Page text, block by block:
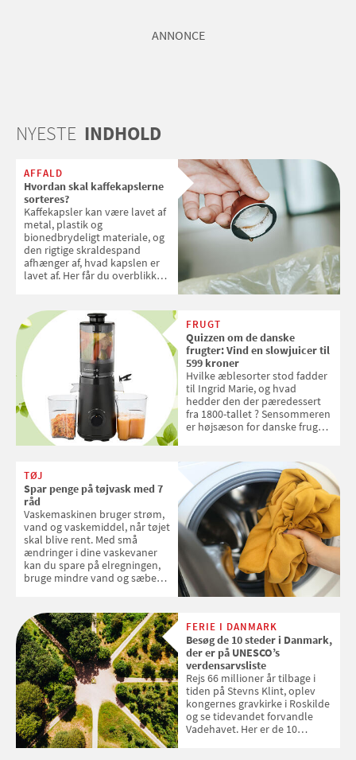
ANNONCE
NYESTE INDHOLD
AFFALD
Hvordan skal kaffekapslerne
sorteres?
Kaffekapsler kan være lavet af
metal, plastik og
bionedbrydeligt materiale, og
den rigtige skraldespand
afhænger af, hvad kapslen er
lavet af. Her får du overblikket
FRUGT
Quizzen om de danske
frugter: Vind en slowjuicer til
599 kroner
Hvilke æblesorter stod fadder
til Ingrid Marie, og hvad
hedder den der pæredessert
fra 1800-tallet ? Sensommeren
er højsæson for danske fruger,
favoritter. Det fejrer Samvirke
med en quiz om alt det danske
frugt, vi elsker. Konkurrencen
slutter fredag d. 18. september
2026
TØJ
Spar penge på tøjvask med 7
råd
Vaskemaskinen bruger strøm,
vand og vaskemiddel, når tøjet
skal blive rent. Med små
ændringer i dine vaskevaner
kan du spare på elregningen,
bruge mindre vand og sæbe
enkle råd til at spare penge på
tøjvasken
FERIE I DANMARK
Besøg de 10 steder i Danmark,
der er på UNESCO’s
verdensarvsliste
Rejs 66 millioner år tilbage i
tiden på Stevns Klint, oplev
kongernes gravkirke i Roskilde
og se tidevandet forvandle
Vadehavet. Her er de 10